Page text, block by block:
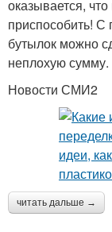
оказывается,
приспособить!
бутылок можно
неплохую сумму.
Новости СМИ2
читать дальше →